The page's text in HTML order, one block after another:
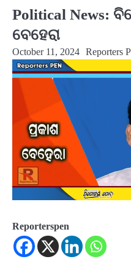
Political News:
ବେହେରା
October 11, 2024 Reporters
Reporterspen